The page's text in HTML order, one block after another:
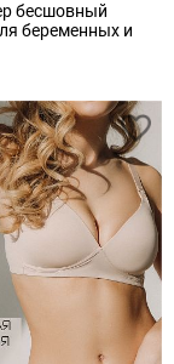
бесшовный
беременных и